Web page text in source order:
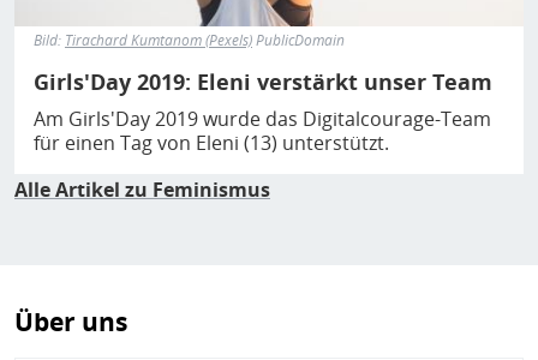
Bild: Tirachard Kumtanom (Pexels)PublicDomain
Girls'Day 2019: Eleni verstärkt unser Team
Am Girls'Day 2019 wurde das Digitalcourage-Team
für einen Tag von Eleni (13) unterstützt.
Alle Artikel zu Feminismus
Über uns